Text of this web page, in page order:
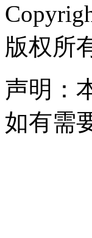
版权所
声明：
如有需